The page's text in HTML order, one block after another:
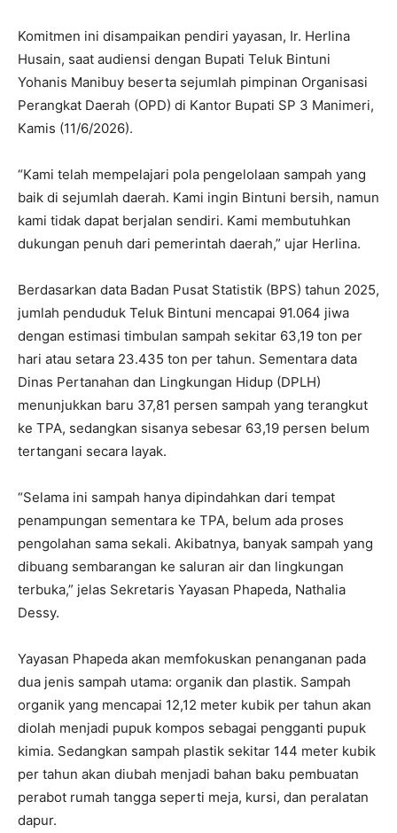
Komitmen ini disampaikan pendiri yayasan, Ir. Herlina
Husain, saat audiensi dengan Bupati Teluk Bintuni
Yohanis Manibuy beserta sejumlah pimpinan Organisasi
Perangkat Daerah (OPD) di Kantor Bupati SP 3 Manimeri,
Kamis (11/6/2026).
“Kami telah mempelajari pola pengelolaan sampah yang
baik di sejumlah daerah. Kami ingin Bintuni bersih, namun
kami tidak dapat berjalan sendiri. Kami membutuhkan
dukungan penuh dari pemerintah daerah,” ujar Herlina.
Berdasarkan data Badan Pusat Statistik (BPS) tahun 2025,
jumlah penduduk Teluk Bintuni mencapai 91.064 jiwa
dengan estimasi timbulan sampah sekitar 63,19 ton per
hari atau setara 23.435 ton per tahun. Sementara data
Dinas Pertanahan dan Lingkungan Hidup (DPLH)
menunjukkan baru 37,81 persen sampah yang terangkut
ke TPA, sedangkan sisanya sebesar 63,19 persen belum
tertangani secara layak.
“Selama ini sampah hanya dipindahkan dari tempat
penampungan sementara ke TPA, belum ada proses
pengolahan sama sekali. Akibatnya, banyak sampah yang
dibuang sembarangan ke saluran air dan lingkungan
terbuka,” jelas Sekretaris Yayasan Phapeda, Nathalia
Dessy.
Yayasan Phapeda akan memfokuskan penanganan pada
dua jenis sampah utama: organik dan plastik. Sampah
organik yang mencapai 12,12 meter kubik per tahun akan
diolah menjadi pupuk kompos sebagai pengganti pupuk
kimia. Sedangkan sampah plastik sekitar 144 meter kubik
per tahun akan diubah menjadi bahan baku pembuatan
perabot rumah tangga seperti meja, kursi, dan peralatan
dapur.